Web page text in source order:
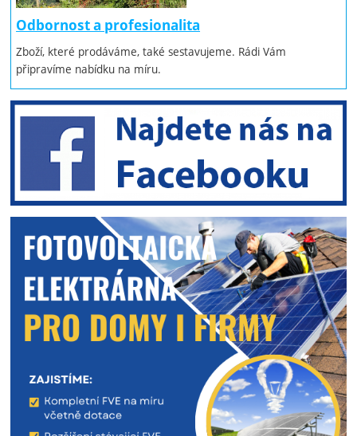
Odbornost a profesionalita
Zboží, které prodáváme, také sestavujeme. Rádi Vám
připravíme nabídku na míru.